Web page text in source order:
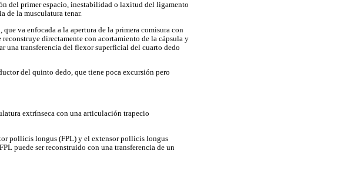
del primer espacio, inestabilidad o laxitud del ligamento
de la musculatura tenar.
va enfocada a la apertura de la primera comisura con
directamente con acortamiento de la cápsula y
una transferencia del flexor superficial del cuarto dedo
del quinto dedo, que tiene poca excursión pero
extrínseca con una articulación trapecio
pollicis longus (FPL) y el extensor pollicis longus
puede ser reconstruido con una transferencia de un